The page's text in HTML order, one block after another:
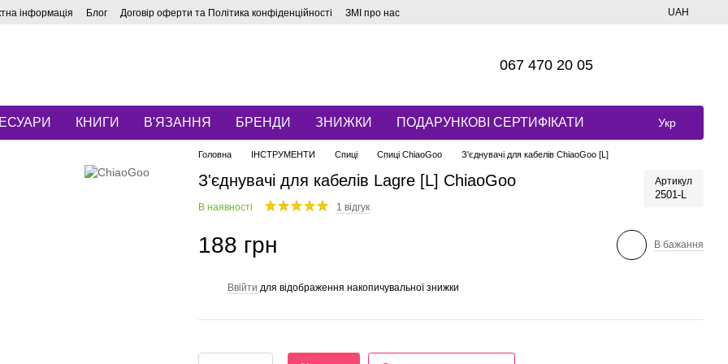
інформація Блог Договір оферти та Політика конфіденційності ЗМІ про нас UAH
067 470 20 05
КНИГИ В'ЯЗАННЯ БРЕНДИ ЗНИЖКИ ПОДАРУНКОВІ СЕРТИФІКАТИ Укр
Головна ІНСТРУМЕНТИ Спиці Спиці ChiaoGoo З'єднувачі для кабелів ChiaoGoo [L]
З'єднувачі для кабелів Lagre [L] ChiaoGoo Артикул
2501-L
В наявності 1 відгук
188 грн В бажання
Ввійти для відображення накопичувальної знижки